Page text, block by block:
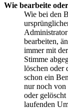
Wie bearbeite
Wie bei den
bearbeiten,
immer mit
Stimme
löschen oder
schon ein
nur noch von
oder
laufenden